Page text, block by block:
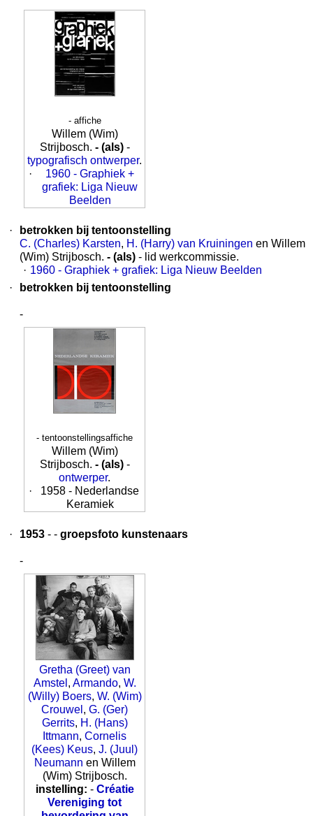
- affiche
Willem (Wim)
Strijbosch. - (als) -
typografisch ontwerper.
·
1960 - Graphiek +
grafiek: Liga Nieuw
Beelden
·
betrokken bij tentoonstelling
C. (Charles) Karsten, H. (Harry) van Kruiningen en Willem
(Wim) Strijbosch. - (als) - lid werkcommissie.
· 1960 - Graphiek + grafiek: Liga Nieuw Beelden
·
betrokken bij tentoonstelling
-
- tentoonstellingsaffiche
Willem (Wim)
Strijbosch. - (als) -
ontwerper.
·
1958 - Nederlandse
Keramiek
· 1953 - - groepsfoto kunstenaars
-
Gretha (Greet) van
Amstel , Armando, W.
(Willy) Boers, W. (Wim)
Crouwel , G. (Ger)
Gerrits, H. (Hans)
Ittmann, Cornelis
(Kees) Keus, J. (Juul)
Neumann en Willem
(Wim) Strijbosch.
instelling: - Créatie
Vereniging tot